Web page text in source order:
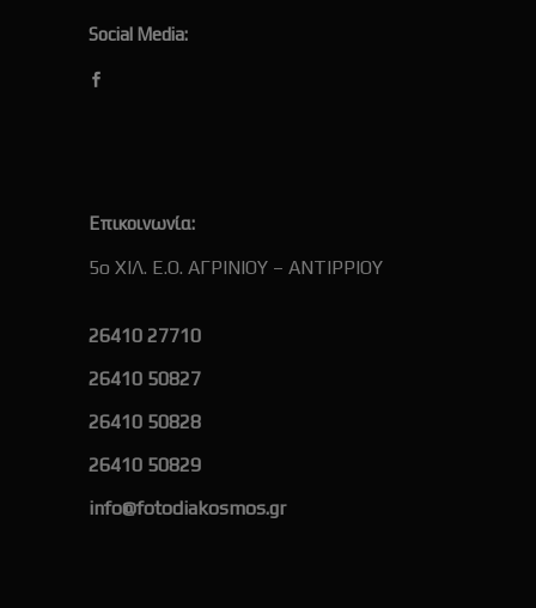
Social Media:
Επικοινωνία:
5ο ΧΙΛ. Ε.Ο. ΑΓΡΙΝΙΟΥ – ΑΝΤΙΡΡΙΟΥ
26410 27710
26410 50827
26410 50828
26410 50829
info@fotodiakosmos.gr